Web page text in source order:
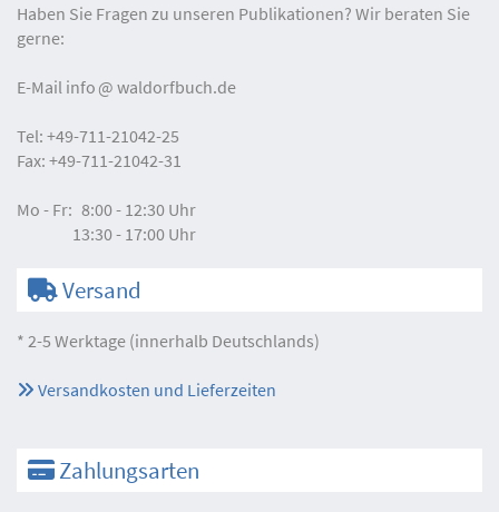
Haben Sie Fragen zu unseren Publikationen? Wir beraten Sie
gerne:
E-Mail info waldorfbuch.de
Tel: +49-711-21042-25
Fax: +49-711-21042-31
Mo - Fr: 8:00 - 12:30 Uhr
13:30 - 17:00 Uhr
Versand
* 2-5 Werktage (innerhalb Deutschlands)
Versandkosten und Lieferzeiten
Zahlungsarten